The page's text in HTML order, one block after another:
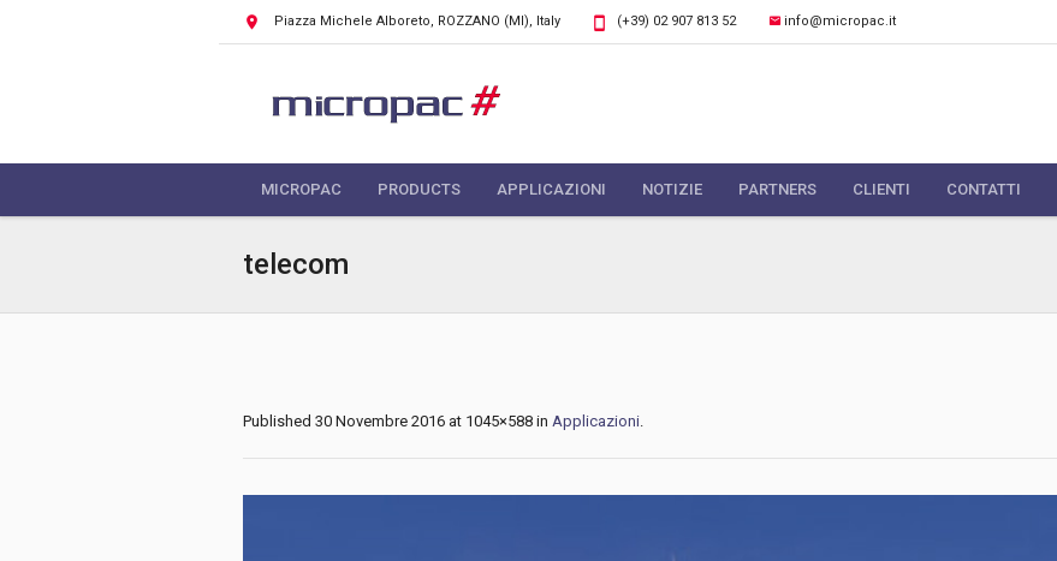
Piazza Michele Alboreto, ROZZANO (MI), Italy (+39) 02 907 813 52 info@micropac.it
MICROPAC PRODUCTS APPLICAZIONI NOTIZIE PARTNERS CLIENTI CONTATTI
telecom
Published 30 Novembre 2016 at 1045×588 in Applicazioni.